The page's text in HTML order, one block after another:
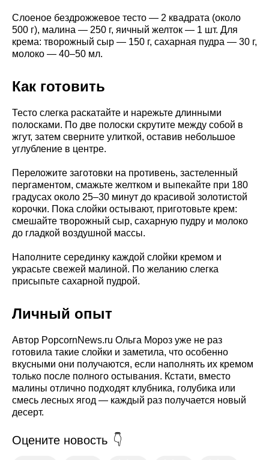
Слоеное бездрожжевое тесто — 2 квадрата (около
500 г), малина — 250 г, яичный желток — 1 шт. Для
крема: творожный сыр — 150 г, сахарная пудра — 30 г,
молоко — 40–50 мл.
Как готовить
Тесто слегка раскатайте и нарежьте длинными
полосками. По две полоски скрутите между собой в
жгут, затем сверните улиткой, оставив небольшое
углубление в центре.
Переложите заготовки на противень, застеленный
пергаментом, смажьте желтком и выпекайте при 180
градусах около 25–30 минут до красивой золотистой
корочки. Пока слойки остывают, приготовьте крем:
смешайте творожный сыр, сахарную пудру и молоко
до гладкой воздушной массы.
Наполните серединку каждой слойки кремом и
украсьте свежей малиной. По желанию слегка
присыпьте сахарной пудрой.
Личный опыт
Автор PopcornNews.ru Ольга Мороз уже не раз
готовила такие слойки и заметила, что особенно
вкусными они получаются, если наполнять их кремом
только после полного остывания. Кстати, вместо
малины отлично подходят клубника, голубика или
смесь лесных ягод — каждый раз получается новый
десерт.
Оцените новость